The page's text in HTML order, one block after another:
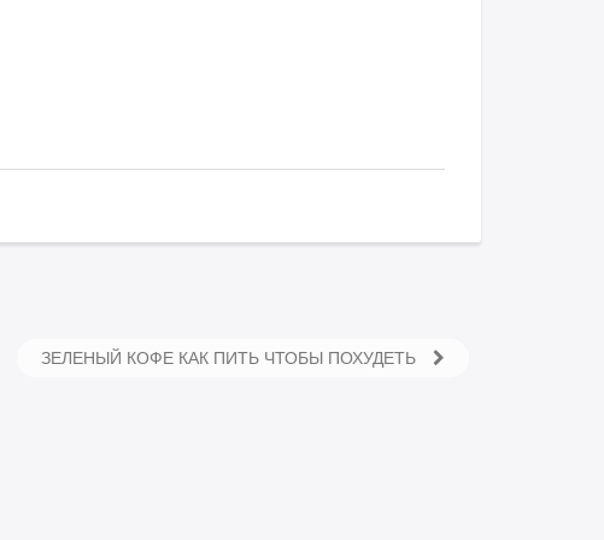
ЗЕЛЕНЫЙ КОФЕ КАК ПИТЬ ЧТОБЫ ПОХУДЕТЬ